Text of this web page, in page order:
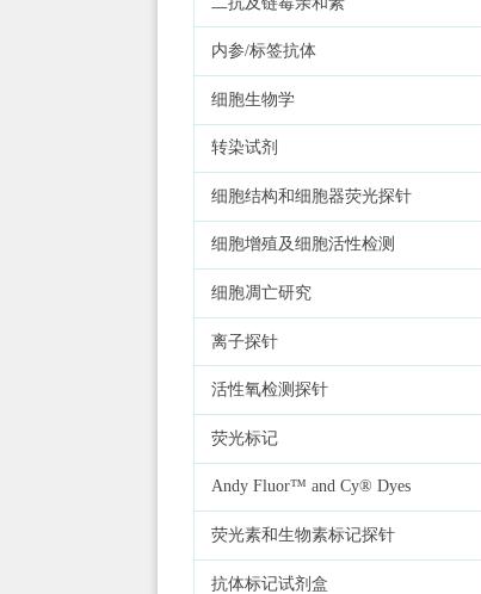
内参/标签抗体
细胞生物学
转染试剂
细胞结构和细胞器荧光探针
细胞增殖及细胞活性检测
细胞凋亡研究
离子探针
活性氧检测探针
荧光标记
Andy Fluor™ and Cy® Dyes
荧光素和生物素标记探针
抗体标记试剂盒